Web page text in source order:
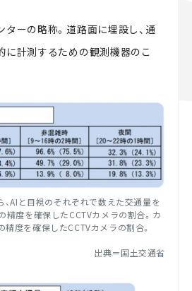
ーの略称。道路面に埋設し、通
に計測するための観測機器のこ
AIと目視のそれぞれで数えた交通量を
精度を確保したCCTVカメラの割合。カ
度を確保したCCTVカメラの割合。
出典＝国土交通省